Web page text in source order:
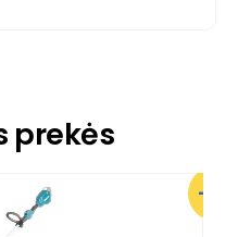
prekės
-5%